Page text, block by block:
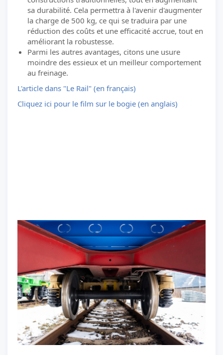
sa durabilité. Cela permettra à l'avenir d'augmenter
la charge de 500 kg, ce qui se traduira par une
réduction des coûts et une efficacité accrue, tout en
améliorant la robustesse.
Parmi les autres avantages, citons une usure
moindre des essieux et un meilleur comportement
au freinage.
L'article dans "Le Rail" (en français)
Cliquez ici pour le film sur le bogie (en anglais)